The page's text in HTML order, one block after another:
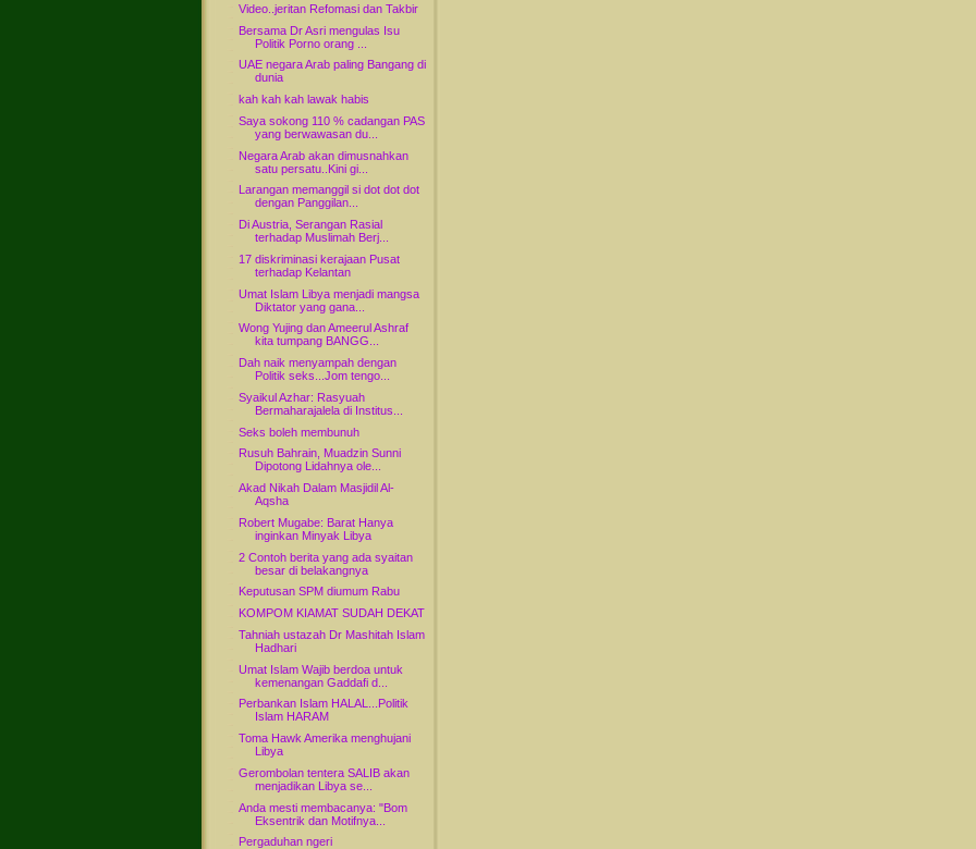
Video..jeritan Refomasi dan Takbir
Bersama Dr Asri mengulas Isu
Politik Porno orang ...
UAE negara Arab paling Bangang di
dunia
kah kah kah lawak habis
Saya sokong 110 % cadangan PAS
yang berwawasan du...
Negara Arab akan dimusnahkan
satu persatu..Kini gi...
Larangan memanggil si dot dot dot
dengan Panggilan...
Di Austria, Serangan Rasial
terhadap Muslimah Berj...
17 diskriminasi kerajaan Pusat
terhadap Kelantan
Umat Islam Libya menjadi mangsa
Diktator yang gana...
Wong Yujing dan Ameerul Ashraf
kita tumpang BANGG...
Dah naik menyampah dengan
Politik seks...Jom tengo...
Syaikul Azhar: Rasyuah
Bermaharajalela di Institus...
Seks boleh membunuh
Rusuh Bahrain, Muadzin Sunni
Dipotong Lidahnya ole...
Akad Nikah Dalam Masjidil Al-
Aqsha
Robert Mugabe: Barat Hanya
inginkan Minyak Libya
2 Contoh berita yang ada syaitan
besar di belakangnya
Keputusan SPM diumum Rabu
KOMPOM KIAMAT SUDAH DEKAT
Tahniah ustazah Dr Mashitah Islam
Hadhari
Umat Islam Wajib berdoa untuk
kemenangan Gaddafi d...
Perbankan Islam HALAL...Politik
Islam HARAM
Toma Hawk Amerika menghujani
Libya
Gerombolan tentera SALIB akan
menjadikan Libya se...
Anda mesti membacanya: "Bom
Eksentrik dan Motifnya...
Pergaduhan ngeri